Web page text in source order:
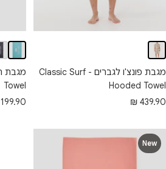
מגבת פונצ'ו לגברים - Classic Surf
Hooded Towel
מחיר
439.90 ₪
Towel
מחיר
199.90 ₪
New